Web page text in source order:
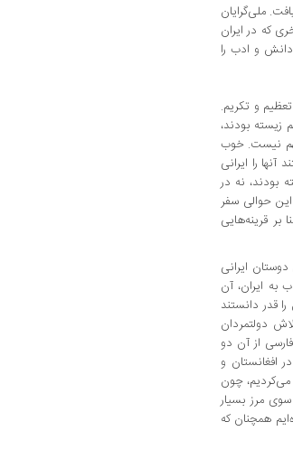
ملی‌گرایان
که در ایران
و ادب را
و تکریم.
زیسته بودند،
مهم نیست‌. خوب
را ایرانی
‌بودند، نه در
حوالی سفر
بر قرینه‌‌هایی
ایرانی
به ایران‌، آن‌
قدر دانستند
دولتمردان
از آن دو
افغانستان و
می‌کردیم‌، چون
مرز بسیار
همچنان که